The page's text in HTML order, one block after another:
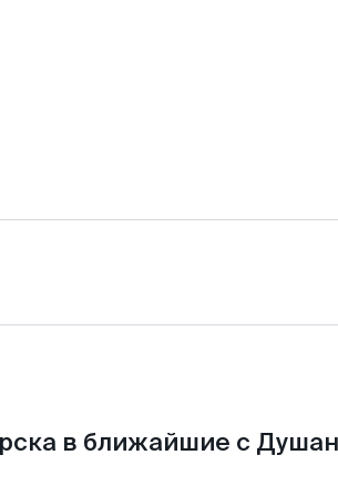
в ближайшие с